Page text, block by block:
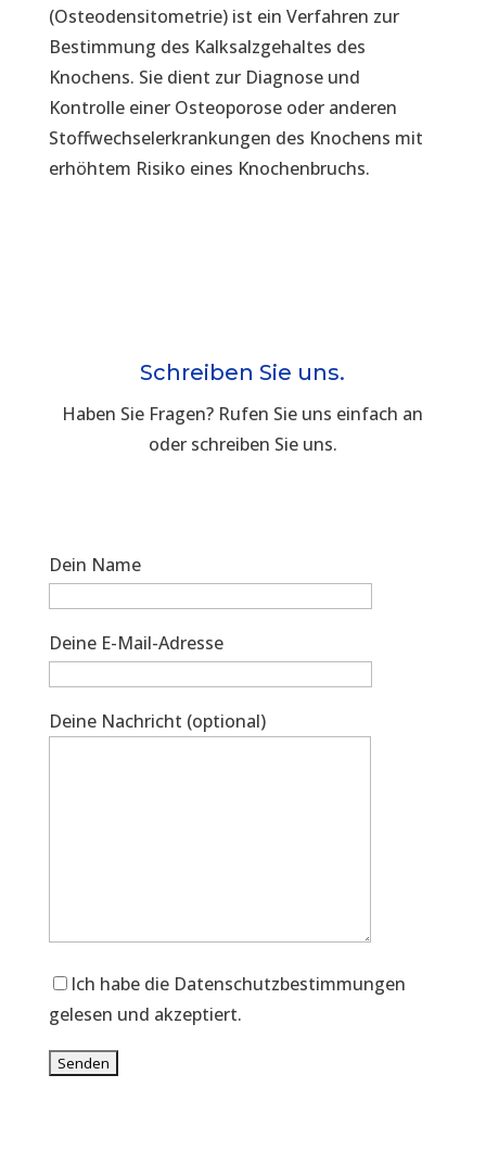
(Osteodensitometrie) ist ein Verfahren zur
Bestimmung des Kalksalzgehaltes des
Knochens. Sie dient zur Diagnose und
Kontrolle einer Osteoporose oder anderen
Stoffwechselerkrankungen des Knochens mit
erhöhtem Risiko eines Knochenbruchs.
Schreiben Sie uns.
Haben Sie Fragen? Rufen Sie uns einfach an
oder schreiben Sie uns.
Dein Name
Deine E-Mail-Adresse
Deine Nachricht (optional)
Ich habe die Datenschutzbestimmungen
gelesen und akzeptiert.